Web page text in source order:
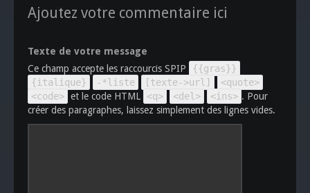
Ajoutez votre commentaire ici
Texte de votre message
Ce champ accepte les raccourcis SPIP
{{gras}}
{italique}
-*liste [texte->url]
<quote>
<code> et le code HTML <q> <del> <ins> . Pour
créer des paragraphes, laissez simplement des lignes vides.